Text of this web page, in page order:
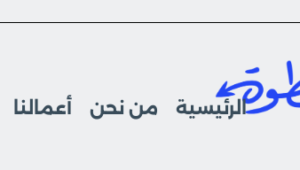
الرئيسية من نحن أعمالنا